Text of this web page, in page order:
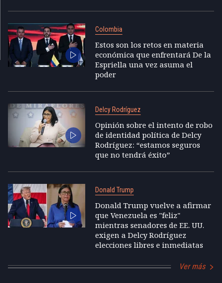
Colombia
Estos son los retos en materia
económica que enfrentará De la
Espriella una vez asuma el
poder
Delcy Rodríguez
Opinión sobre el intento de robo
de identidad política de Delcy
Rodríguez: “estamos seguros
que no tendrá éxito”
Donald Trump
Donald Trump vuelve a afirmar
que Venezuela es "feliz"
mientras senadores de EE. UU.
exigen a Delcy Rodríguez
elecciones libres e inmediatas
Ver más